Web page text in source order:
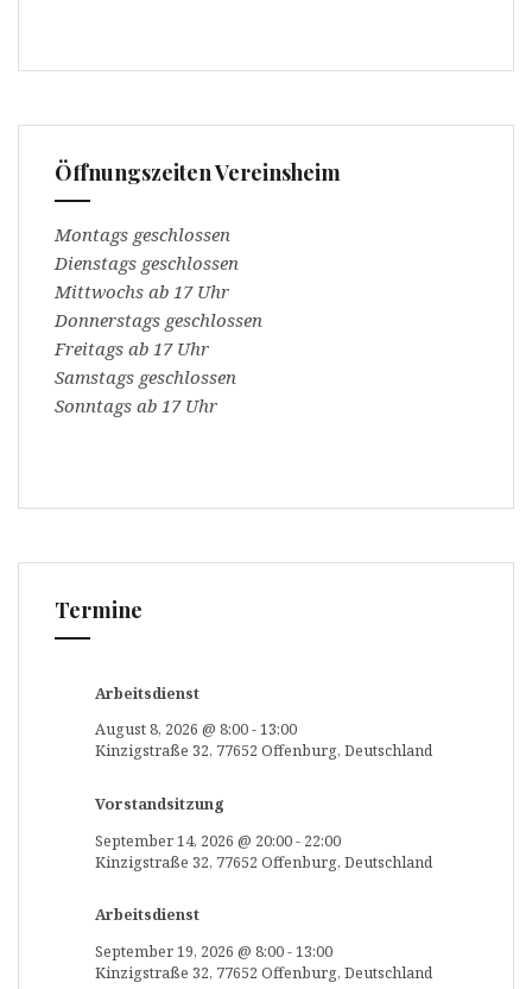
Öffnungszeiten Vereinsheim
Montags geschlossen
Dienstags geschlossen
Mittwochs ab 17 Uhr
Donnerstags geschlossen
Freitags ab 17 Uhr
Samstags geschlossen
Sonntags ab 17 Uhr
Termine
Arbeitsdienst
August 8, 2026 @ 8:00-13:00
Kinzigstraße 32, 77652 Offenburg, Deutschland
Vorstandsitzung
September 14, 2026 @ 20:00- 22:00
Kinzigstraße 32, 77652 Offenburg, Deutschland
Arbeitsdienst
September 19, 2026 @ 8:00-13:00
Kinzigstraße 32, 77652 Offenburg, Deutschland